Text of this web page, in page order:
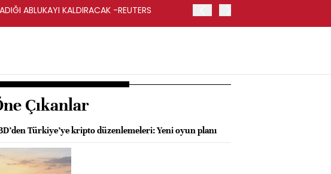
ABLUKAYI KALDIRACAK -REUTERS
Çıkanlar
Türkiye’ye kripto düzenlemeleri: Yeni oyun planı